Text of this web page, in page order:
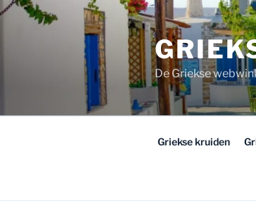
Ga
De Griekse
Griekse kruiden